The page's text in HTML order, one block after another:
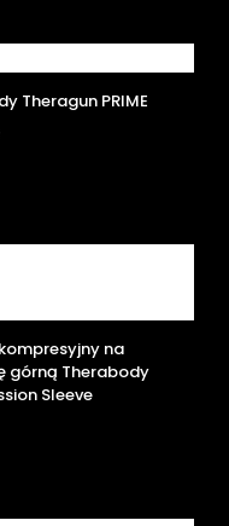
Theragun PRIME
na
górną Therabody
Sleeve